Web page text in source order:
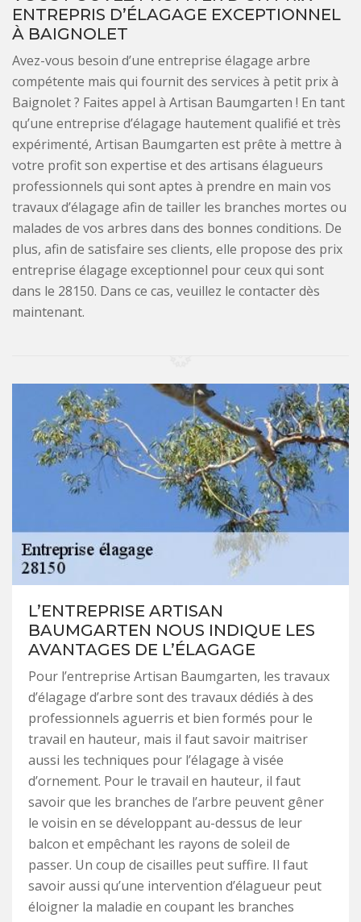
ENTREPRIS D’ÉLAGAGE EXCEPTIONNEL
À BAIGNOLET
Avez-vous besoin d’une entreprise élagage arbre
compétente mais qui fournit des services à petit prix à
Baignolet ? Faites appel à Artisan Baumgarten ! En tant
qu’une entreprise d’élagage hautement qualifié et très
expérimenté, Artisan Baumgarten est prête à mettre à
votre profit son expertise et des artisans élagueurs
professionnels qui sont aptes à prendre en main vos
travaux d’élagage afin de tailler les branches mortes ou
malades de vos arbres dans des bonnes conditions. De
plus, afin de satisfaire ses clients, elle propose des prix
entreprise élagage exceptionnel pour ceux qui sont
dans le 28150. Dans ce cas, veuillez le contacter dès
maintenant.
L’ENTREPRISE ARTISAN
BAUMGARTEN NOUS INDIQUE LES
AVANTAGES DE L’ÉLAGAGE
Pour l’entreprise Artisan Baumgarten, les travaux
d’élagage d’arbre sont des travaux dédiés à des
professionnels aguerris et bien formés pour le
travail en hauteur, mais il faut savoir maitriser
aussi les techniques pour l’élagage à visée
d’ornement. Pour le travail en hauteur, il faut
savoir que les branches de l’arbre peuvent gêner
le voisin en se développant au-dessus de leur
balcon et empêchant les rayons de soleil de
passer. Un coup de cisailles peut suffire. Il faut
savoir aussi qu’une intervention d’élagueur peut
éloigner la maladie en coupant les branches